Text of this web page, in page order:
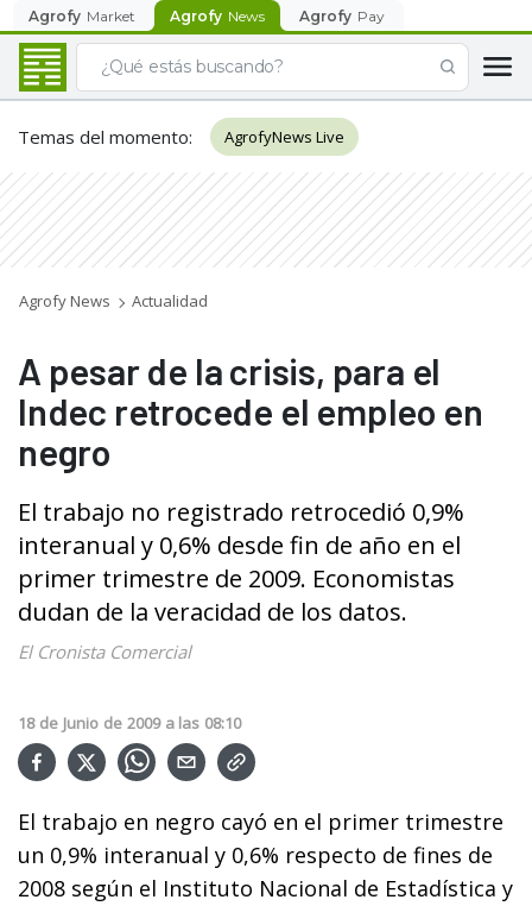
Agrofy Market Agrofy News Agrofy Pay
Temas del momento: AgrofyNews Live
Agrofy News Actualidad
A pesar de la crisis, para el
Indec retrocede el empleo en
negro
El trabajo no registrado retrocedió 0,9%
interanual y 0,6% desde fin de año en el
primer trimestre de 2009. Economistas
dudan de la veracidad de los datos.
El Cronista Comercial
18 de Junio de 2009 a las 08:10
El trabajo en negro cayó en el primer trimestre
un 0,9% interanual y 0,6% respecto de fines de
2008 según el Instituto Nacional de Estadística y